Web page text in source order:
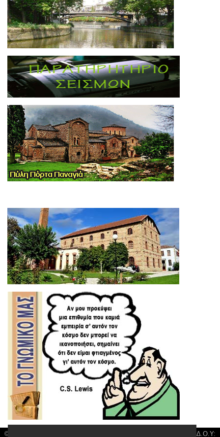
© 3kala News | Διακριτικός Τίτλος: Orion Media, ΑΦΜ: 043750542, Δ.Ο.Υ: